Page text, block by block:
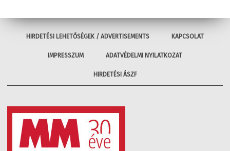
HIRDETÉSI LEHETŐSÉGEK / ADVERTISEMENTS KAPCSOLAT
IMPRESSZUM ADATVÉDELMI NYILATKOZAT
HIRDETÉSI ÁSZF